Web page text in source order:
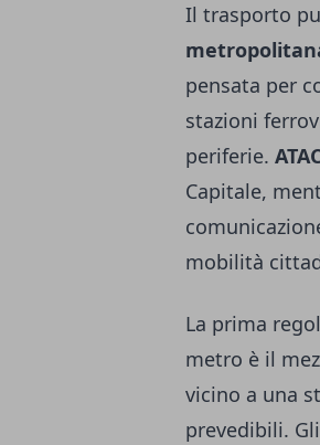
Il trasporto
pensata per
stazioni
periferie.
Capitale,
mobilità
La prima
metro è il
vicino a una
prevedibili.